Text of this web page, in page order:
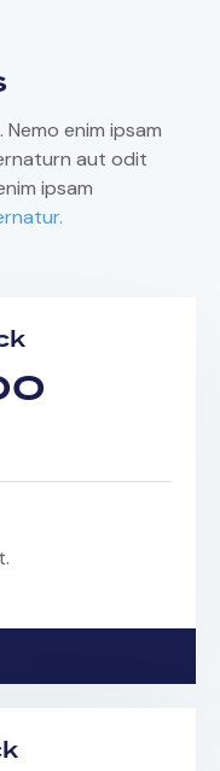
enim ipsam
aut odit
ipsam